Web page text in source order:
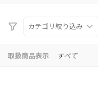
カテゴリ絞り込み
取扱商品表示 すべて